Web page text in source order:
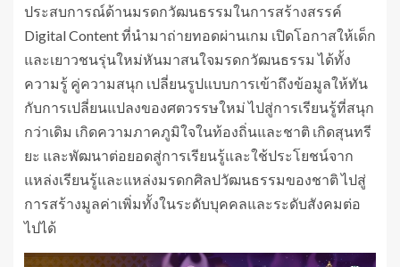
ประสบการณ์ด้านมรดกวัฒนธรรมในการสร้างสรรค์
Digital Content ที่นำมาถ่ายทอดผ่านเกม เปิดโอกาสให้เด็ก
และเยาวชนรุ่นใหม่หันมาสนใจมรดกวัฒนธรรม ได้ทั้ง
ความรู้ คู่ความสนุก เปลี่ยนรูปแบบการเข้าถึงข้อมูลให้ทัน
กับการเปลี่ยนแปลงของศตวรรษใหม่ ไปสู่การเรียนรู้ที่สนุก
กว่าเดิม เกิดความภาคภูมิใจในท้องถิ่นและชาติ เกิดสุนทรี
ยะ และพัฒนาต่อยอดสู่การเรียนรู้และใช้ประโยชน์จาก
แหล่งเรียนรู้และแหล่งมรดกศิลปวัฒนธรรมของชาติ ไปสู่
การสร้างมูลค่าเพิ่มทั้งในระดับบุคคลและระดับสังคมต่อ
ไปได้